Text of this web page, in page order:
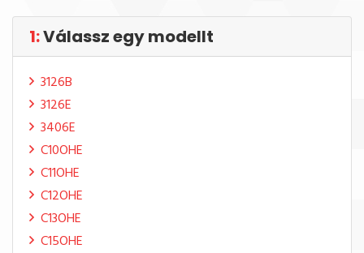
1:Válassz egy modellt
3126B
3126E
3406E
C10OHE
C11OHE
C12OHE
C13OHE
C15OHE